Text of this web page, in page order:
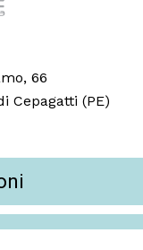
66
Cepagatti (PE)